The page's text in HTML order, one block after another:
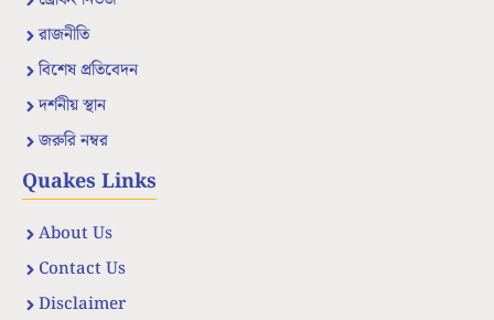
রাজনীতি
বিশেষ প্রতিবেদন
দর্শনীয় স্থান
জরুরি নম্বর
Quakes Links
About Us
Contact Us
Disclaimer